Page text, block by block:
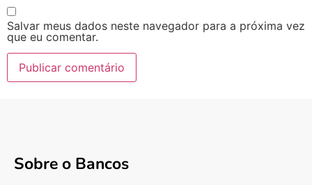
Salvar meus dados neste navegador para a próxima vez
que eu comentar.
Sobre o Bancos